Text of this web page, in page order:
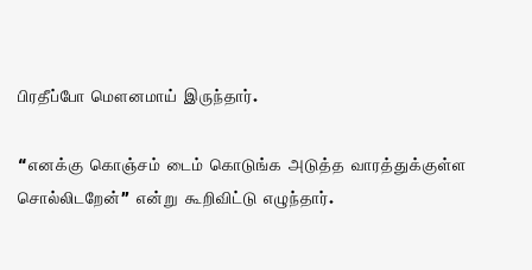
பிரதீப்போ மௌனமாய் இருந்தார்.
“எனக்கு கொஞ்சம் டைம் கொடுங்க அடுத்த வாரத்துக்குள்ள
சொல்லிடறேன்” என்று கூறிவிட்டு எழுந்தார்.